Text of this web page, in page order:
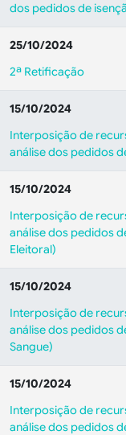
dos pedidos de
25/10/2024
2ª Retificação
15/10/2024
Interposição de
análise dos pedidos
15/10/2024
Interposição de
análise dos pedidos
Eleitoral)
15/10/2024
Interposição de
análise dos pedidos
Sangue)
15/10/2024
Interposição de
análise dos pedidos